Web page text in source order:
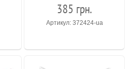
385 грн.
Артикул: 372424-ua